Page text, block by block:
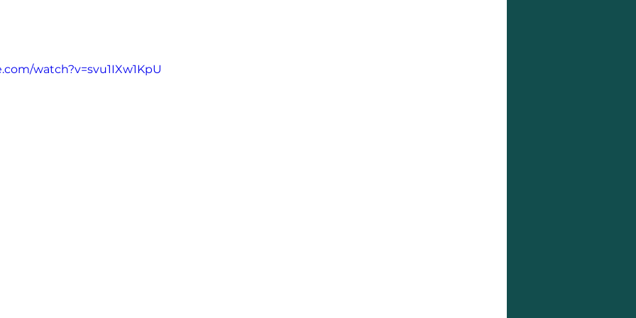
watch?v=svu1IXw1KpU